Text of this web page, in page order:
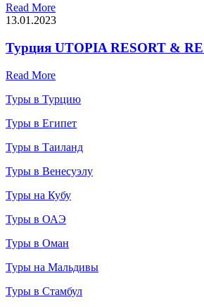
Read More
13.01.2023
Турция UTOPIA RESORT &
Read More
Туры в Турцию
Туры в Египет
Туры в Таиланд
Туры в Венесуэлу
Туры на Кубу
Туры в ОАЭ
Туры в Оман
Туры на Мальдивы
Туры в Стамбул